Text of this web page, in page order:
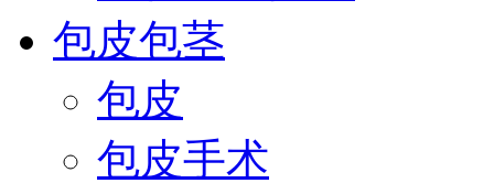
包皮包茎
包皮
包皮手术